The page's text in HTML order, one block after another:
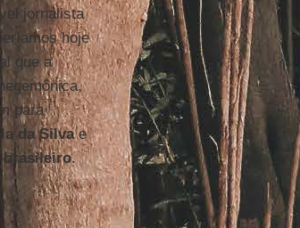
jornalista
hoje
que a
para
da Silvae
brasileiro.